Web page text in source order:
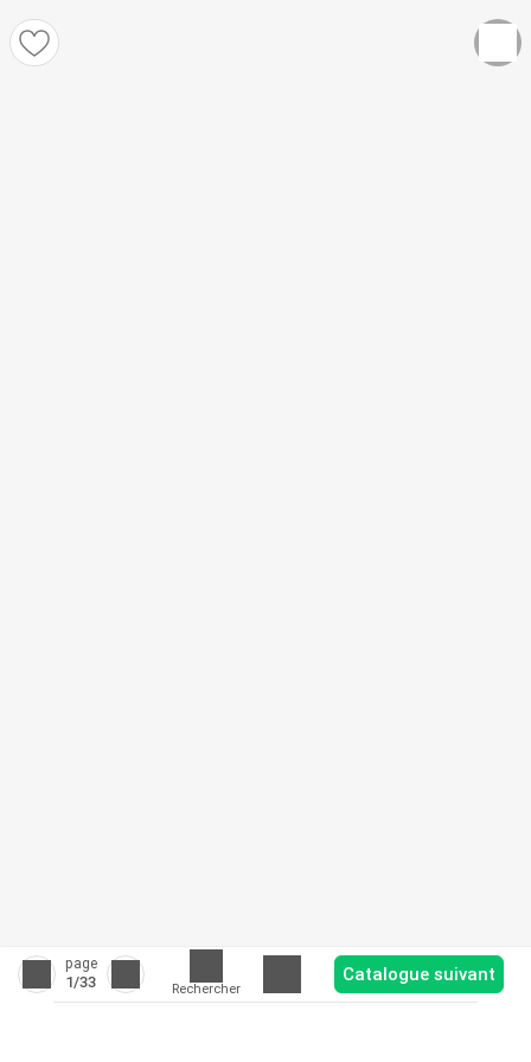
page
1/33 Rechercher
Catalogue suivant